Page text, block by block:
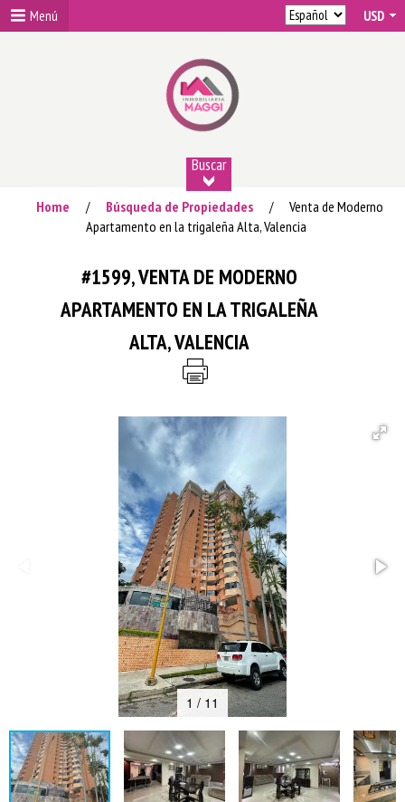
Menú
Buscar
Home / Búsqueda de Propiedades /
Venta de Moderno
Apartamento en la trigaleña Alta, Valencia
#1599, VENTA DE MODERNO
APARTAMENTO EN LA TRIGALEÑA
ALTA, VALENCIA
1 / 11